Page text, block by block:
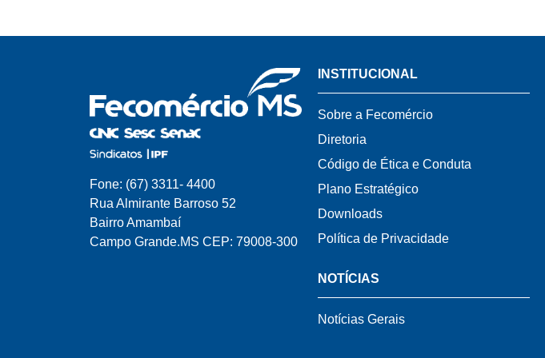
Fone: (67) 3311- 4400
Rua Almirante Barroso 52
Bairro Amambaí
Campo Grande.MS CEP: 79008-300
INSTITUCIONAL
Sobre a Fecomércio
Diretoria
Código de Ética e Conduta
Plano Estratégico
Downloads
Política de Privacidade
NOTÍCIAS
Notícias Gerais